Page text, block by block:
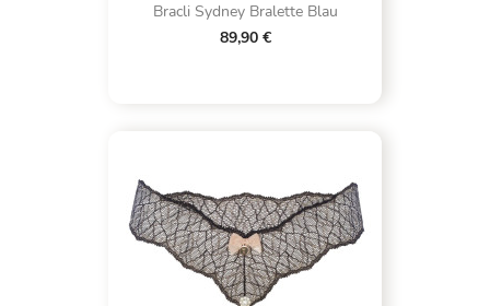
Bracli Sydney Bralette Blau
89,90 €